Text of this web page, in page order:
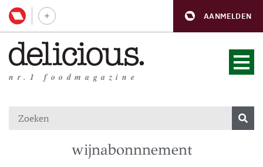
AANMELDEN
nr.1 foodmagazine
wijnabonnnement